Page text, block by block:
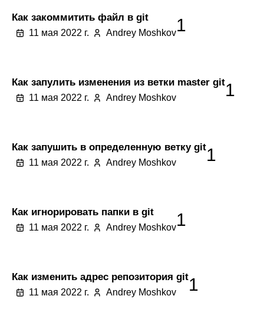
Как закоммитить файл в git
11 мая 2022 г. Andrey Moshkov1
Как запулить изменения из ветки master git
11 мая 2022 г. Andrey Moshkov 1
Как запушить в определенную ветку git
11 мая 2022 г. Andrey Moshkov 1
Как игнорировать папки в git
11 мая 2022 г. Andrey Moshkov1
Как изменить адрес репозитория git
11 мая 2022 г. Andrey Moshkov 1